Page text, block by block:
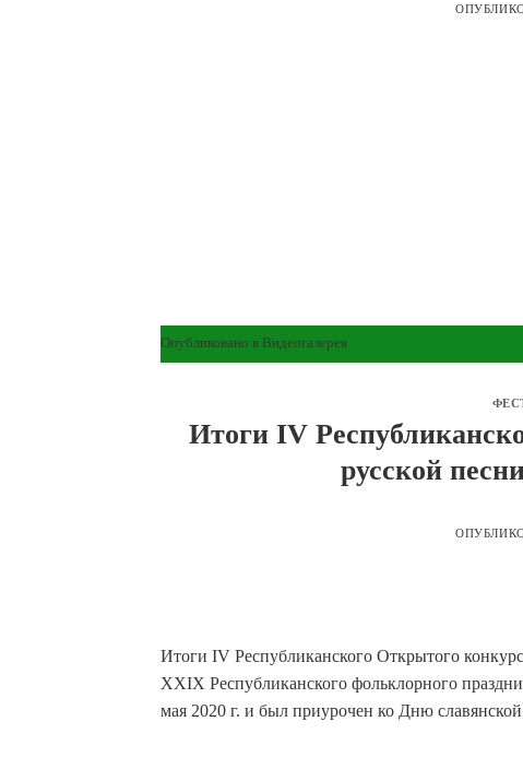
Опубликовано в Видеогалерея
Итоги IV
русской
Итоги IV Республиканского Открытого
XXIX Республиканского фольклорного
мая 2020 г. и был приурочен ко Дню